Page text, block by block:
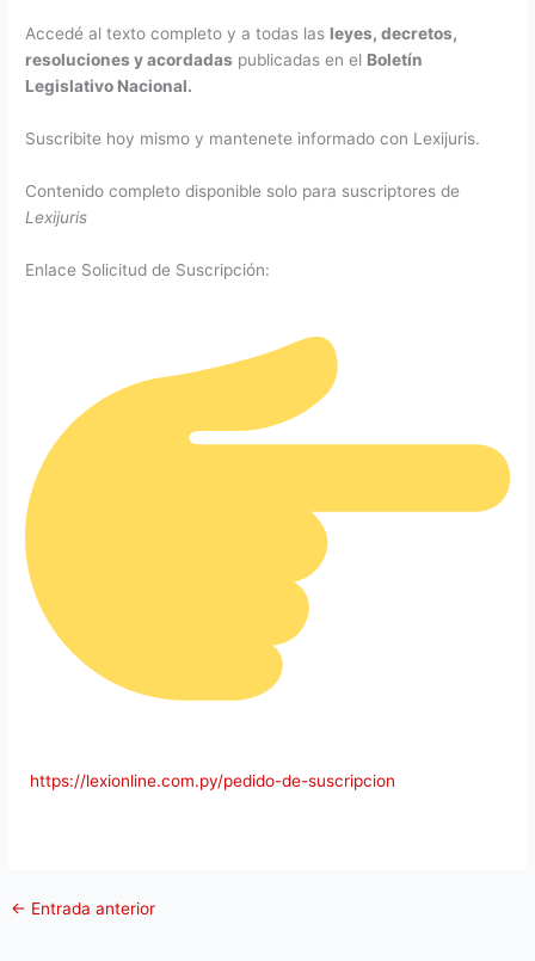
Accedé al texto completo y a todas las leyes, decretos,
resoluciones y acordadas publicadas en el Boletín
Legislativo Nacional.
Suscribite hoy mismo y mantenete informado con Lexijuris.
Contenido completo disponible solo para suscriptores de
Lexijuris
Enlace Solicitud de Suscripción:
https://lexionline.com.py/pedido-de-suscripcion
← Entrada anterior